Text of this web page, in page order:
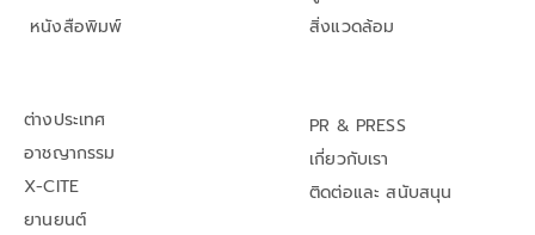
หนังสือพิมพ์
สิ่งแวดล้อม
ต่างประเทศ
อาชญากรรม
X-CITE
ยานยนต์
PR & PRESS
เกี่ยวกับเรา
ติดต่อและ สนับสนุน